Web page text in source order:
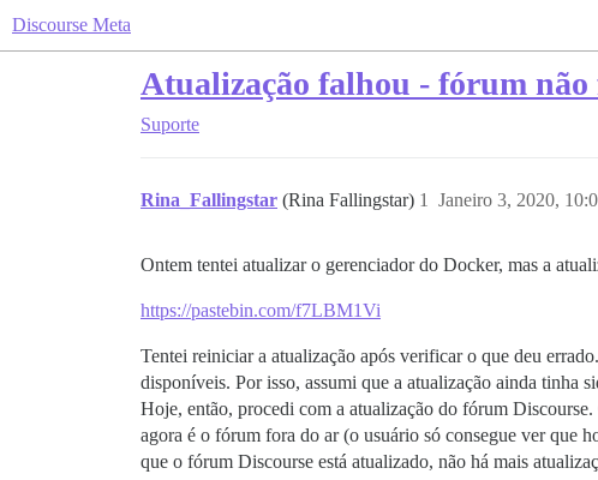
Discourse Meta
Atualização falhou - fórum
Suporte
Rina_Fallingstar (Rina Fallingstar) Janeiro 3, 2020,
1
Ontem tentei atualizar o gerenciador do Docker, mas a
https://pastebin.com/f7LBM1Vi
Tentei reiniciar a atualização após verificar o que deu
disponíveis. Por isso, assumi que a atualização ainda tinha
Hoje, então, procedi com a atualização do fórum
agora é o fórum fora do ar (o usuário só consegue ver que
que o fórum Discourse está atualizado, não há mais